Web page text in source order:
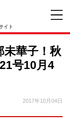
イト
未華子！秋
号10月4
2017年10月04日